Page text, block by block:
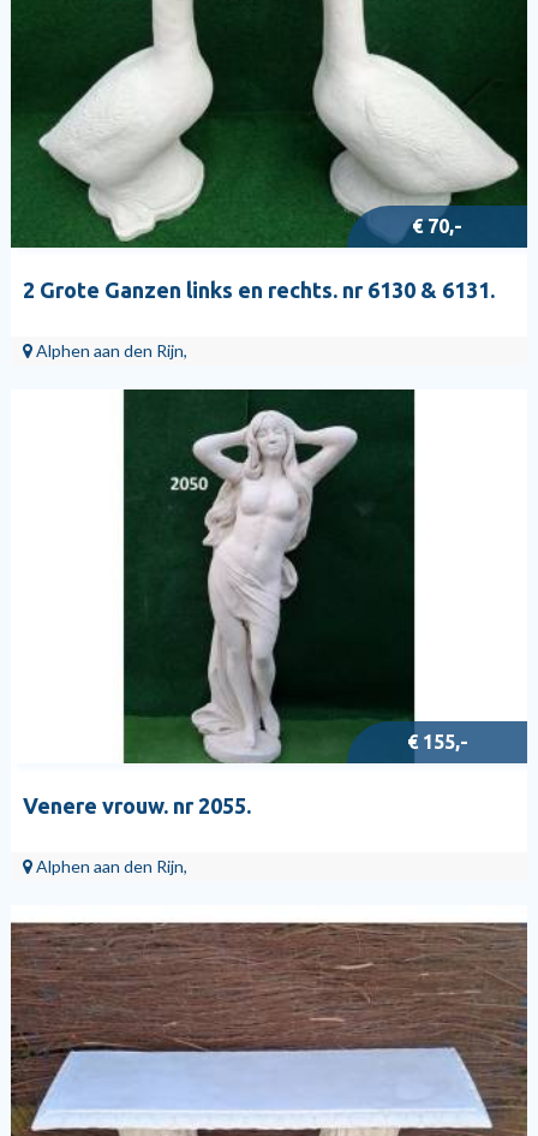
€ 70,-
2 Grote Ganzen links en rechts. nr 6130 & 6131.
Alphen aan den Rijn,
€ 155,-
Venere vrouw. nr 2055.
Alphen aan den Rijn,